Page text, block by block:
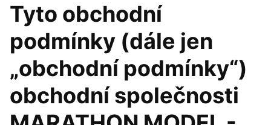
Tyto obchodní
podmínky (dále jen
„obchodní podmínky“)
obchodní společnosti